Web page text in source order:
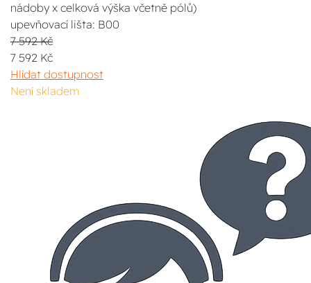
nádoby x celková výška včetně pólů)
upevňovací lišta: B00
7 592 Kč
7 592 Kč
Hlídat dostupnost
Není skladem